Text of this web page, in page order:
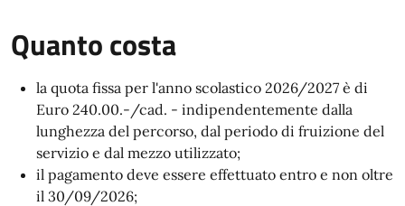
Quanto costa
la quota fissa per l'anno scolastico 2026/2027 è di
Euro 240.00.-/cad. - indipendentemente dalla
lunghezza del percorso, dal periodo di fruizione del
servizio e dal mezzo utilizzato;
il pagamento deve essere effettuato entro e non oltre
il 30/09/2026;